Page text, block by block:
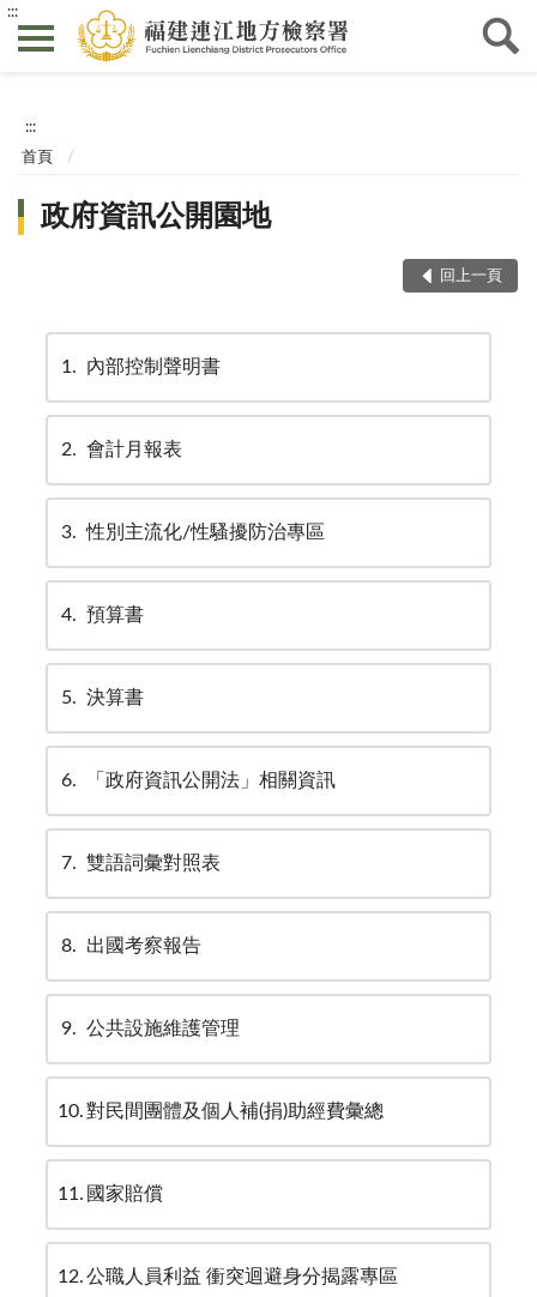
:::
:::
首頁
政府資訊公開園地
回上一頁
1 內部控制聲明書
2 會計月報表
3 性別主流化/性騷擾防治專區
4 預算書
5 決算書
6 「政府資訊公開法」相關資訊
7 雙語詞彙對照表
8 出國考察報告
9 公共設施維護管理
10 對民間團體及個人補(捐)助經費彙總
11 國家賠償
12 公職人員利益 衝突迴避身分揭露專區